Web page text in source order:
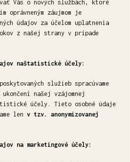
Vás o nových službách, ktoré
oprávneným záujmom je
údajov za účelom uplatnenia
z našej strany v prípade
naštatistické účely:
služieb spracúvame
našej vzájomnej
účely. Tieto osobné údaje
len v tzv. anonymizovanej
na marketingové účely: